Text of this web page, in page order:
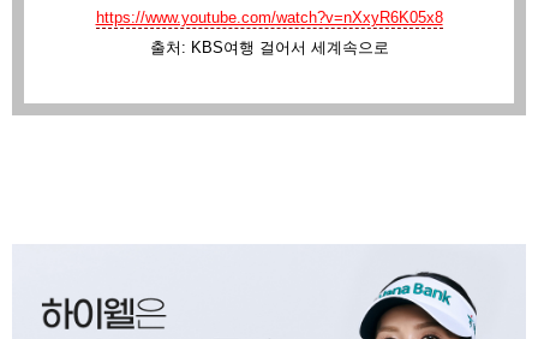
https://www.youtube.com/watch?v=nXxyR6K05x8
출처: KBS여행 걸어서 세계속으로